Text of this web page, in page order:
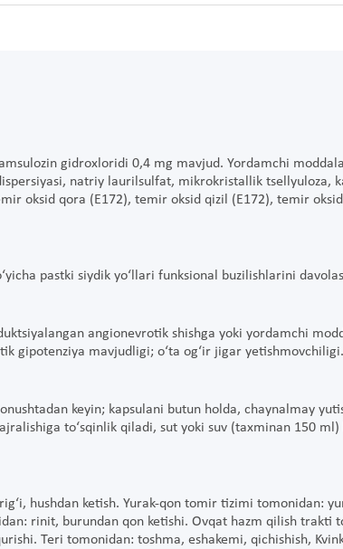
gidroxloridi 0,4 mg mavjud. Yordamchi
natriy laurilsulfat, mikrokristallik tsellyuloza,
oksid qora (E172), temir oksid qizil (E172), temir
pastki siydik yo‘llari funksional buzilishlarini
angionevrotik shishga yoki yordamchi
gipotenziya mavjudligi; o‘ta og‘ir jigar yetishmovchiligi.
keyin; kapsulani butun holda, chaynalmay
to‘sqinlik qiladi, sut yoki suv (taxminan 150
hushdan ketish. Yurak-qon tomir tizimi tomonidan:
rinit, burundan qon ketishi. Ovqat hazm qilish trakti
Teri tomonidan: toshma, eshakemi, qichishish,